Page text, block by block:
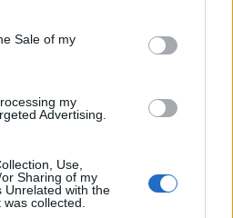
Sale of my
my
Advertising.
Use,
Sharing of my
Unrelated with the
collected.
ketjut Sveitsi-peliin –
Barkov tekee paluun